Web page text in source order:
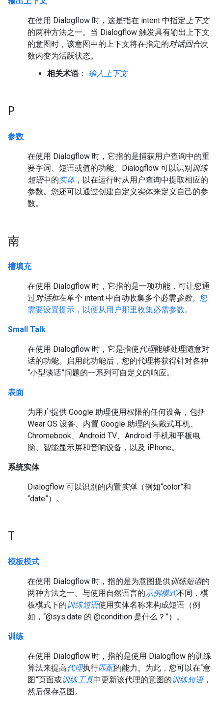
在使用 Dialogflow 时，这是指在 intent 中指定上下文
的两种方法之一。当 Dialogflow 触发具有输出上下文
的意图时，该意图中的上下文将在指定的对话回合次
数内变为活跃状态。
相关术语： 输入上下文
P
参数
在使用 Dialogflow 时，它指的是捕获用户查询中的重
要字词、短语或值的功能。Dialogflow 可以识别训练
短语中的实体，以在运行时从用户查询中提取相应的
参数。 您还可以通过创建自定义实体来定义自己的参
数。
南
槽填充
在使用 Dialogflow 时，它指的是一项功能，可让您通
过对话框在单个 intent 中自动收集多个必需参数。 您
需要设置提示，以便从用户那里收集必需参数。
Small Talk
在使用 Dialogflow 时，它是指使代理能够处理随意对
话的功能。启用此功能后，您的代理将获得针对各种
“小型谈话”问题的一系列可自定义的响应。
表面
为用户提供 Google 助理使用权限的任何设备，包括
Wear OS 设备、内置 Google 助理的头戴式耳机、
Chromebook、Android TV、Android 手机和平板电
脑、智能显示屏和音响设备，以及 iPhone。
系统实体
Dialogflow 可以识别的内置实体（例如“color”和
“date”）。
T
模板模式
在使用 Dialogflow 时，指的是为意图提供训练短语的
两种方法之一。 与使用自然语言的示例模式不同，模
板模式下的训练短语使用实体名称来构成短语（例
如，“@sys.date 的 @condition 是什么？”）。
训练
在使用 Dialogflow 时，指的是使用 Dialogflow 的训练
算法来提高代理执行匹配的能力。为此，您可以在“意
图”页面或训练工具中更新该代理的意图的训练短语，
然后保存意图。